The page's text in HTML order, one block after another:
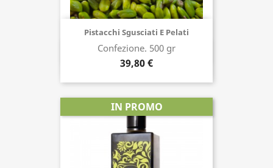
Pistacchi Sgusciati E Pelati
Confezione. 500 gr
39,80 €
Acquista ora
IN PROMO